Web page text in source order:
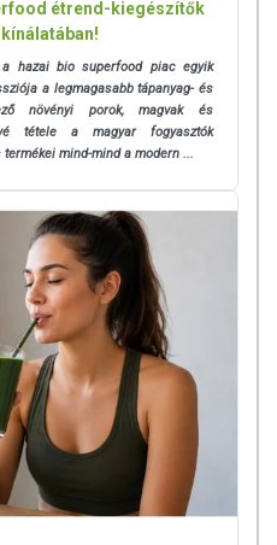
eltérő lehet, jelölésük,
során nem engedélyezett
megelőző vagy gyógyító
kiegyensúlyozott, vegyes
nem az orvosi kezelés
esetén használatát
Az ajánlott napi fogyasztási
a készítményt, ha az
érzékeny vagy allergiás!
étrend-kiegészítők
a hazai bio superfood piac egyik
a legmagasabb tápanyag- és
növényi porok, magvak és
tétele a magyar fogyasztók
mind-mind a modern ...